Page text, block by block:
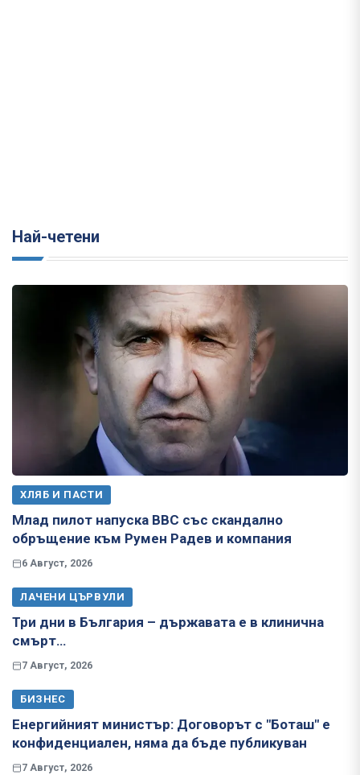
Най-четени
ХЛЯБ И ПАСТИ
Млад пилот напуска ВВС със скандално
обръщение към Румен Радев и компания
6 Август, 2026
ЛАЧЕНИ ЦЪРВУЛИ
Три дни в България – държавата е в клинична
смърт…
7 Август, 2026
БИЗНЕС
Енергийният министър: Договорът с "Боташ" е
конфиденциален, няма да бъде публикуван
7 Август, 2026